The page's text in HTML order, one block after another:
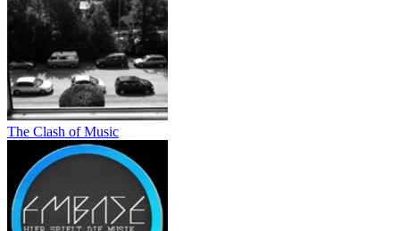
The Clash of Music